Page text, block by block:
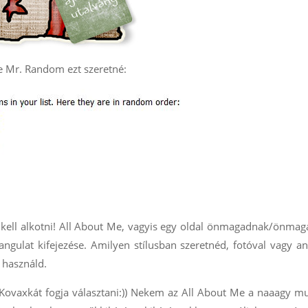
Random ezt szeretné:
alkotni! All About Me, vagyis egy oldal önmagadnak/
kifejezése. Amilyen stílusban szeretnéd, fotóval vagy
fogja választani:)) Nekem az All About Me a naaagy